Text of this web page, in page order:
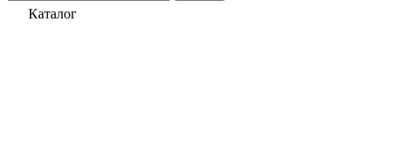
Каталог